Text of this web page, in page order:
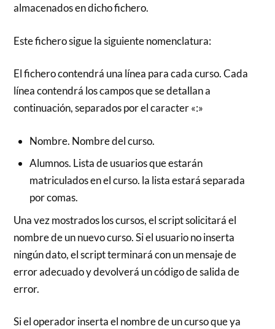
almacenados en dicho fichero.
Este fichero sigue la siguiente nomenclatura:
El fichero contendrá una línea para cada curso. Cada
línea contendrá los campos que se detallan a
continuación, separados por el caracter «:»
Nombre. Nombre del curso.
Alumnos. Lista de usuarios que estarán
matriculados en el curso. la lista estará separada
por comas.
Una vez mostrados los cursos, el script solicitará el
nombre de un nuevo curso. Si el usuario no inserta
ningún dato, el script terminará con un mensaje de
error adecuado y devolverá un código de salida de
error.
Si el operador inserta el nombre de un curso que ya